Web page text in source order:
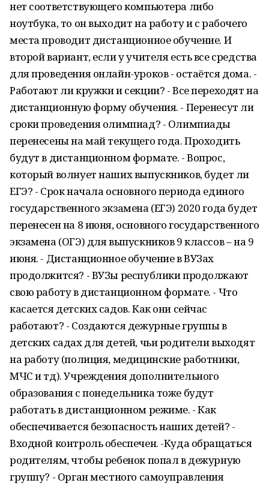
нет соответствующего компьютера либо
ноутбука, то он выходит на работу и с рабочего
места проводит дистанционное обучение. И
второй вариант, если у учителя есть все средства
для проведения онлайн-уроков - остаётся дома. -
Работают ли кружки и секции? - Все переходят на
дистанционную форму обучения. - Перенесут ли
сроки проведения олимпиад? - Олимпиады
перенесены на май текущего года. Проходить
будут в дистанционном формате. - Вопрос,
который волнует наших выпускников, будет ли
ЕГЭ? - Срок начала основного периода единого
государственного экзамена (ЕГЭ) 2020 года будет
перенесен на 8 июня, основного государственного
экзамена (ОГЭ) для выпускников 9 классов – на 9
июня. - Дистанционное обучение в ВУЗах
продолжится? - ВУЗы республики продолжают
свою работу в дистанционном формате. - Что
касается детских садов. Как они сейчас
работают? - Создаются дежурные группы в
детских садах для детей, чьи родители выходят
на работу (полиция, медицинские работники,
МЧС и тд). Учреждения дополнительного
образования с понедельника тоже будут
работать в дистанционном режиме. - Как
обеспечивается безопасность наших детей? -
Входной контроль обеспечен. -Куда обращаться
родителям, чтобы ребенок попал в дежурную
группу? - Орган местного самоуправления